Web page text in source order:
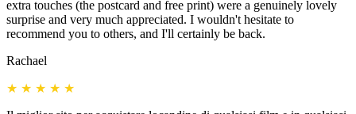
extra touches (the postcard and free print) were a genuinely lovely
surprise and very much appreciated. I wouldn't hesitate to
recommend you to others, and I'll certainly be back.
Rachael
★ ★ ★ ★ ★